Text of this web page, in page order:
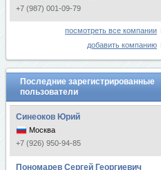
+7 (987) 001-09-79
посмотреть все компании
добавить компанию
Последние зарегистрированные
пользователи
Синеоков Юрий
Москва
+7 (926) 950-94-85
Пономарев Сергей Георгиевич